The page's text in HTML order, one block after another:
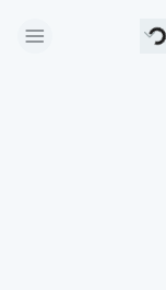
Chargement...